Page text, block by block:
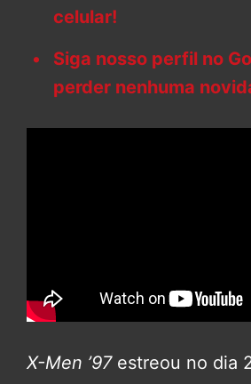
celular!
Siga nosso perfil no
perder nenhuma
X-Men ’97 estreou no dia